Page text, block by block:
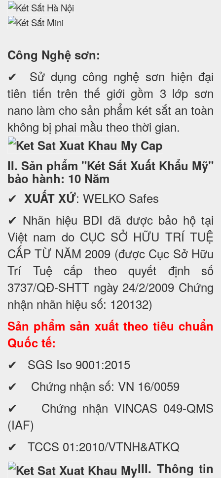
Công Nghệ sơn:
✔ Sử dụng công nghệ sơn hiện đại
tiên tiến trên thế giới gồm 3 lớp sơn
nano làm cho sản phẩm két sắt an toàn
không bị phai mầu theo thời gian.
II. Sản phẩm "Két Sắt Xuất Khẩu Mỹ"
bảo hành: 10 Năm
✔ XUẤT XỨ: WELKO Safes
✔ Nhãn hiệu BDI đã được bảo hộ tại
Việt nam do CỤC SỞ HỮU TRÍ TUỆ
CẤP TỪ NĂM 2009 (được Cục Sở Hữu
Trí Tuệ cấp theo quyết định số
3737/QĐ-SHTT ngày 24/2/2009 Chứng
nhận nhãn hiệu số: 120132)
Sản phẩm sản xuất theo tiêu chuẩn
Quốc tế:
✔ SGS Iso 9001:2015
✔ Chứng nhận số: VN 16/0059
✔ Chứng nhận VINCAS 049-QMS
(IAF)
✔ TCCS 01:2010/VTNH&ATKQ
III. Thông tin